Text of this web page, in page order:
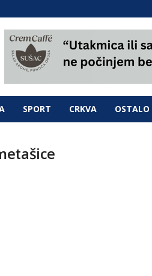
SPORT CRKVA OSTALO